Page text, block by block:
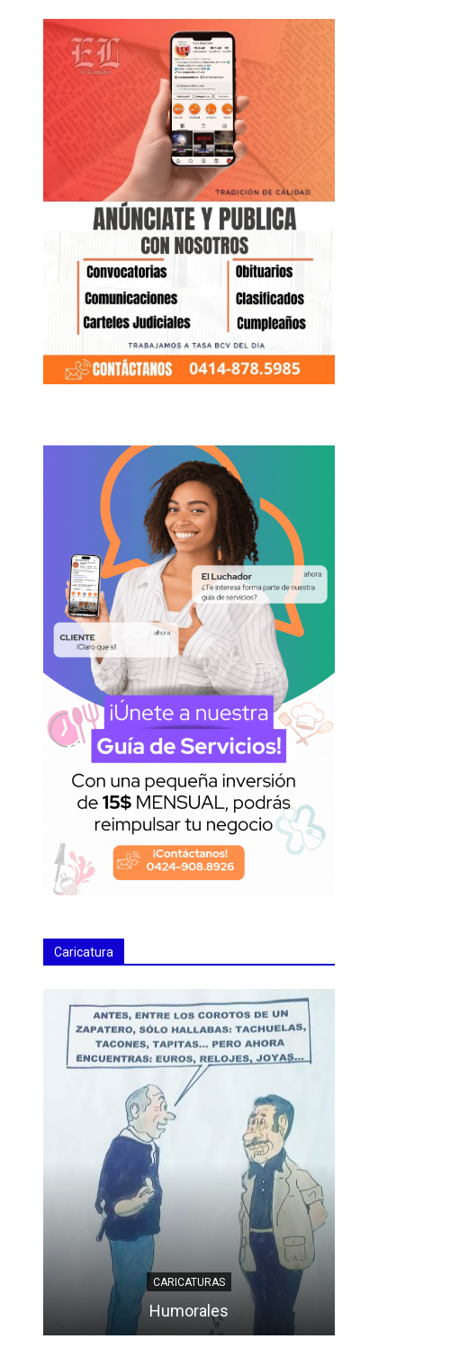
Caricatura
CARICATURAS
Humorales